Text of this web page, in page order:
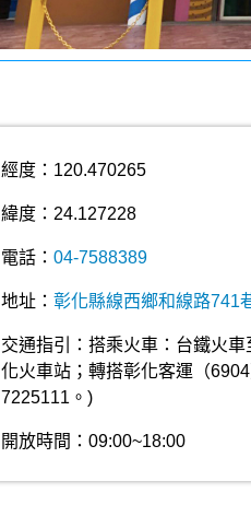
經度：120.470265
緯度：24.127228
電話： 04-7588389
地址： 彰化縣線西鄉和線路741
交通指引：搭乘火車：台鐵火
化火車站；轉搭彰化客運（
7225111。)
開放時間：09:00~18:00